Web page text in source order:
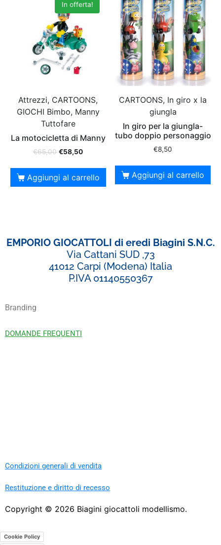
In offerta!
Attrezzi, CARTOONS,
GIOCHI Bimbo, Manny
Tuttofare
La motocicletta di Manny
€65,00 €58,50
Aggiungi al carrello
CARTOONS, In giro x la
giungla
In giro per la giungla-
tubo doppio personaggio
€8,50
Aggiungi al carrello
EMPORIO GIOCATTOLI di eredi Biagini S.N.C.
Via Cattani SUD ,73
41012 Carpi (Modena) Italia
P.IVA 01140550367
Branding
DOMANDE FREQUENTI
Condizioni generali di vendita
Restituzione e diritto di recesso
Copyright © 2026 Biagini giocattoli modellismo.
Cookie Policy